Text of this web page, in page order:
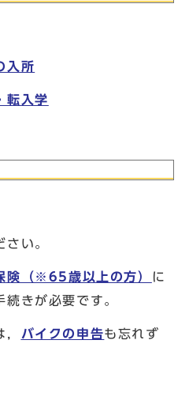
入所
転入学
さい。
険（※65歳以上の方）
に
きが必要です。
バイクの申告も忘れず